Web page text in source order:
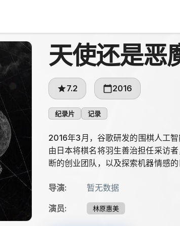
天使还是恶
7.2 2016
纪录片 记录
2016年3月，谷歌研发的围棋人工
由日本将棋名将羽生善治担任采访
断的创业团队，以及探索机器情感
导演: 暂无数据
演员: 林原惠美